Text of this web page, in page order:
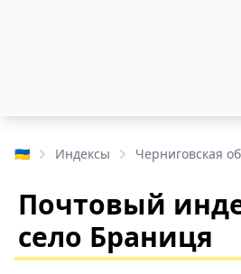
🇺🇦 Индексы Черниговская
Почтовый
село Браниця